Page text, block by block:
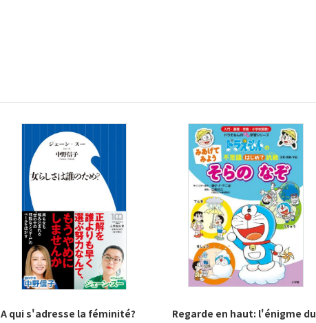
A qui s'adresse la féminité?
Regarde en haut: l'énigme du